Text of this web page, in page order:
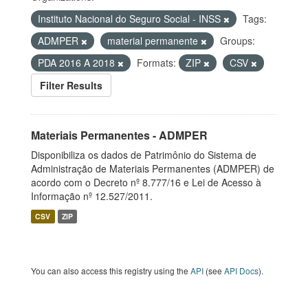
Instituto Nacional do Seguro Social - INSS
Tags:
ADMPER
material permanente
Groups:
PDA 2016 A 2018
Formats: ZIP
CSV
Filter Results
Materiais Permanentes - ADMPER
Disponibiliza os dados de Patrimônio do Sistema de
Administração de Materiais Permanentes (ADMPER) de
acordo com o Decreto nº 8.777/16 e Lei de Acesso à
Informação nº 12.527/2011.
CSV ZIP
You can also access this registry using the API (see API Docs).